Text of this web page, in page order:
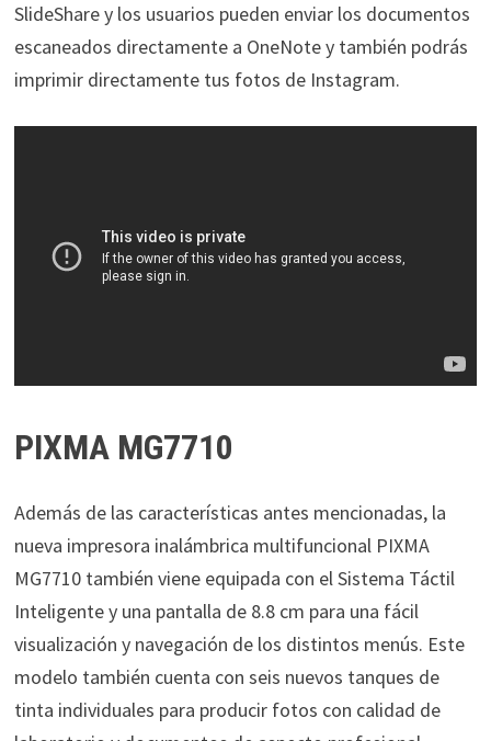
SlideShare y los usuarios pueden enviar los documentos
escaneados directamente a OneNote y también podrás
imprimir directamente tus fotos de Instagram.
PIXMA MG7710
Además de las características antes mencionadas, la
nueva impresora inalámbrica multifuncional PIXMA
MG7710 también viene equipada con el Sistema Táctil
Inteligente y una pantalla de 8.8 cm para una fácil
visualización y navegación de los distintos menús. Este
modelo también cuenta con seis nuevos tanques de
tinta individuales para producir fotos con calidad de